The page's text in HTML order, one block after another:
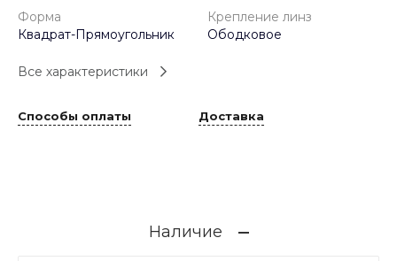
Форма
Квадрат-Прямоугольник
Крепление линз
Ободковое
Все характеристики
Способы оплаты Доставка
Наличие